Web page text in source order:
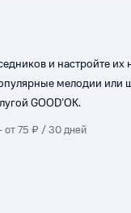
и настройте
мелодии или
GOOD’OK.
от 75 ₽ / 30 дней